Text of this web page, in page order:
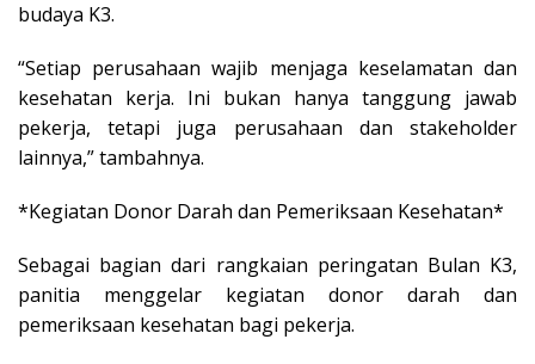
budaya K3.
“Setiap perusahaan wajib menjaga keselamatan dan
kesehatan kerja. Ini bukan hanya tanggung jawab
pekerja, tetapi juga perusahaan dan stakeholder
lainnya,” tambahnya.
*Kegiatan Donor Darah dan Pemeriksaan Kesehatan*
Sebagai bagian dari rangkaian peringatan Bulan K3,
panitia menggelar kegiatan donor darah dan
pemeriksaan kesehatan bagi pekerja.